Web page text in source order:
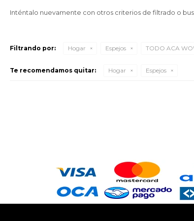
Inténtalo nuevamente con otros criterios de filtrado o
Filtrando por: Hogar Espejos TODO ACA
Te recomendamos quitar: Hogar Espejos